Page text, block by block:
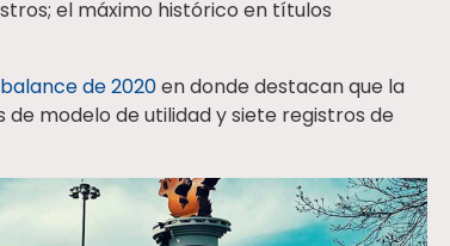
el máximo histórico en títulos
de 2020en donde destacan que la
modelo de utilidad y siete registros de